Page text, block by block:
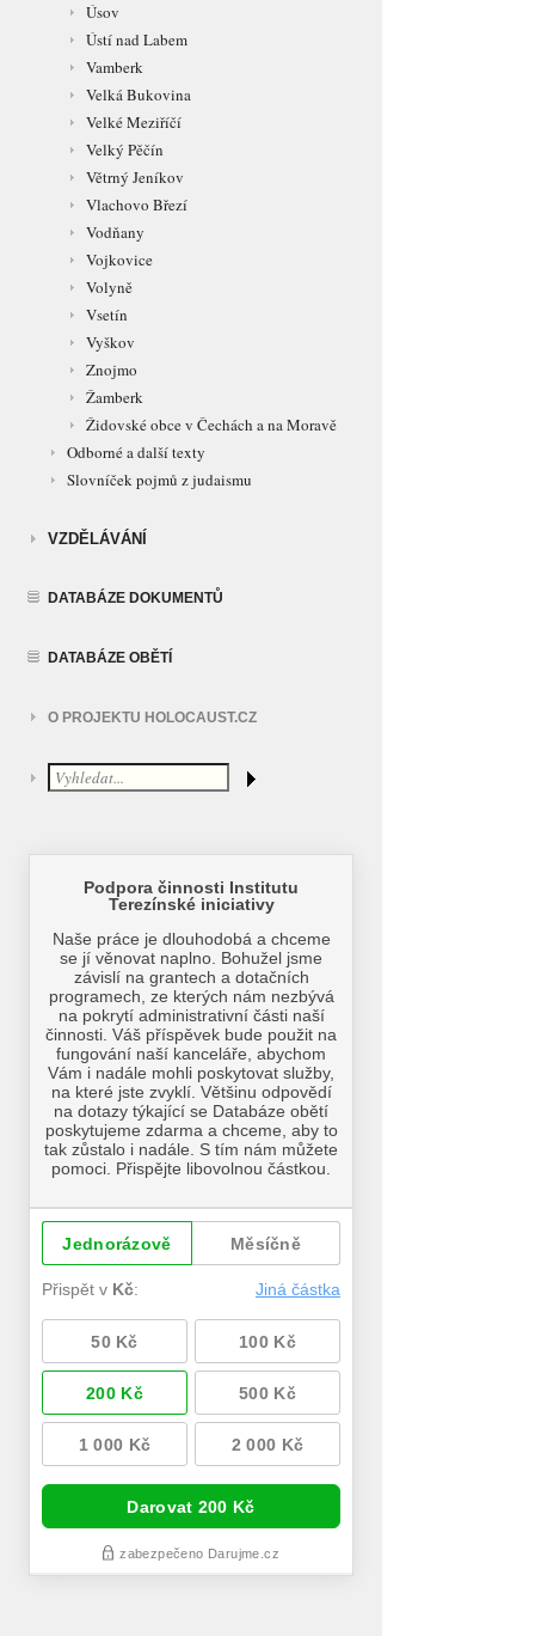
Úsov
Ústí nad Labem
Vamberk
Velká Bukovina
Velké Meziříčí
Velký Pěčín
Větrný Jeníkov
Vlachovo Březí
Vodňany
Vojkovice
Volyně
Vsetín
Vyškov
Znojmo
Žamberk
Židovské obce v Čechách a na Moravě
Odborné a další texty
Slovníček pojmů z judaismu
VZDĚLÁVÁNÍ
DATABÁZE DOKUMENTŮ
DATABÁZE OBĚTÍ
O PROJEKTU HOLOCAUST.CZ